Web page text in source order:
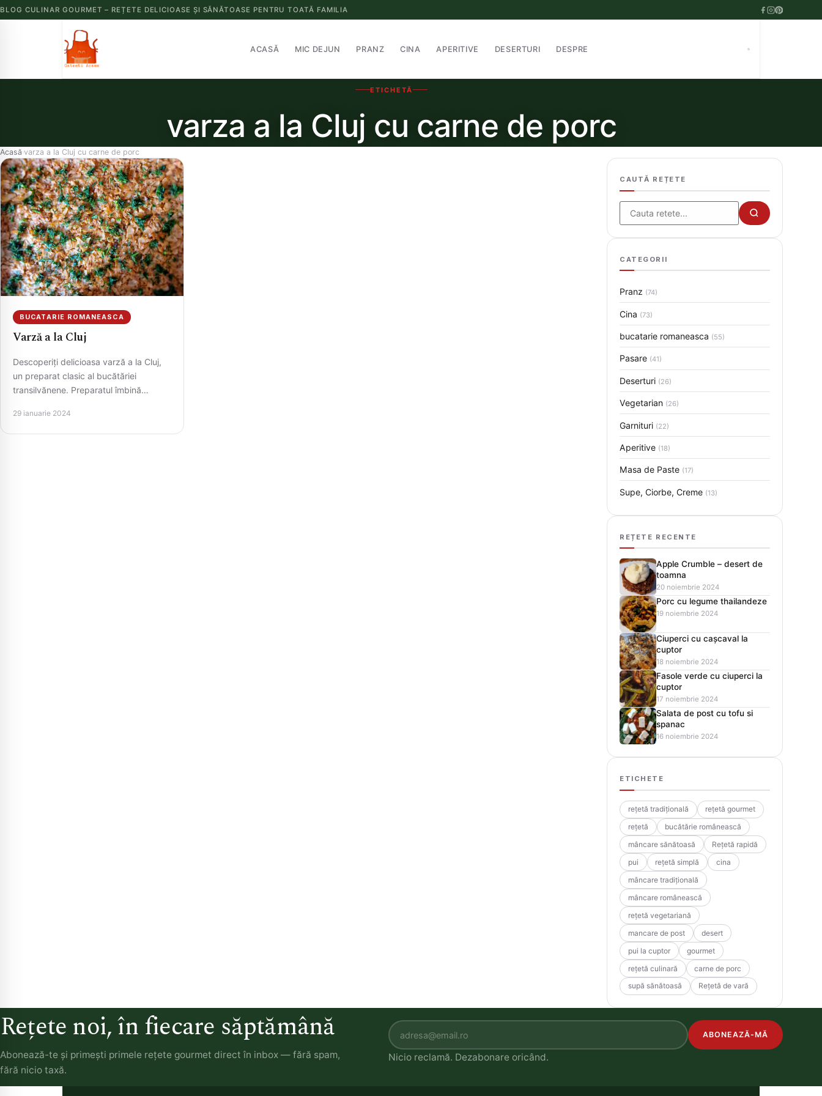
BLOG CULINAR GOURMET – REȚETE DELICIOASE ȘI SĂNĂTOASE PENTRU TOATĂ FAMILIA
ACASĂ MIC DEJUN PRANZ CINA APERITIVE DESERTURI DESPRE
ETICHETĂ
varza a la Cluj cu carne de porc
Acasă›varza a la Cluj cu carne de porc
BUCATARIE ROMANEASCA
Varză a la Cluj
Descoperiți delicioasa varză a la Cluj,
un preparat clasic al bucătăriei
transilvănene. Preparatul îmbină
dupa preferinta,…
29 ianuarie 2024
CAUTĂ REȚETE
Cauta
CATEGORII
Pranz (74)
Cina (73)
bucatarie romaneasca (55)
Pasare (41)
Deserturi (26)
Vegetarian (26)
Garnituri (22)
Aperitive (18)
Masa de Paste (17)
Supe, Ciorbe, Creme (13)
REȚETE RECENTE
Apple Crumble – desert de
toamna
20 noiembrie 2024
Porc cu legume thailandeze
19 noiembrie 2024
Ciuperci cu cașcaval la
cuptor
18 noiembrie 2024
Fasole verde cu ciuperci la
cuptor
17 noiembrie 2024
Salata de post cu tofu si
spanac
16 noiembrie 2024
ETICHETE
rețetă tradițională
rețetă gourmet
rețetă
bucătărie românească
mâncare sănătoasă
Rețetă rapidă
pui
rețetă simplă
cina
mâncare tradițională
mâncare românească
rețetă vegetariană
mancare de post
desert
pui la cuptor
gourmet
rețetă culinară
carne de porc
supă sănătoasă
Rețetă de vară
Rețete noi, în fiecare săptămână
Abonează-te și primești primele rețete gourmet direct în inbox — fără spam,
fără nicio taxă.
ABONEAZĂ-MĂ
Nicio reclamă. Dezabonare oricând.